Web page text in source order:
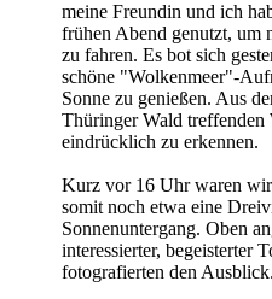
meine Freundin und ich
frühen Abend genutzt, um
zu fahren. Es bot sich
schöne "Wolkenmeer"-
Sonne zu genießen. Aus
Thüringer Wald treffenden
eindrücklich zu erkennen.
Kurz vor 16 Uhr waren
somit noch etwa eine
Sonnenuntergang. Oben
interessierter, begeisterter
fotografierten den Ausblick.